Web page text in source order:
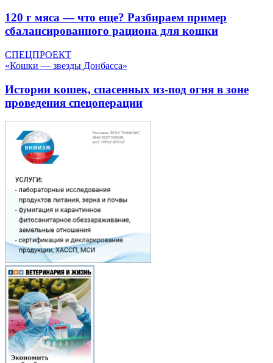
120 г мяса — что еще? Разбираем пример
сбалансированного рациона для кошки
СПЕЦПРОЕКТ
«Кошки — звезды Донбасса»
Истории кошек, спасенных из-под огня в зоне
проведения спецоперации